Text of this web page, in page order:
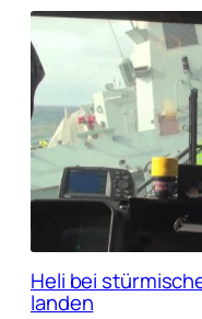
Heli bei
landen